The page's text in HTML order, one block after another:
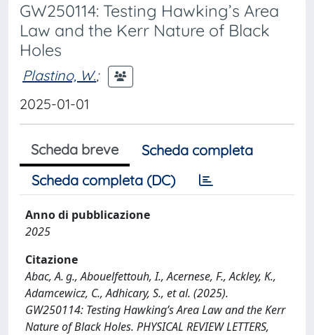
GW250114: Testing Hawking’s Area
Law and the Kerr Nature of Black
Holes
Plastino, W.;
2025-01-01
Scheda breve
Scheda completa
Scheda completa (DC)
Anno di pubblicazione
2025
Citazione
Abac, A. g., Abouelfettouh, I., Acernese, F., Ackley, K.,
Adamcewicz, C., Adhicary, S., et al. (2025).
GW250114: Testing Hawking’s Area Law and the Kerr
Nature of Black Holes. PHYSICAL REVIEW LETTERS,